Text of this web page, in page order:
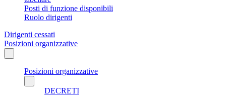
Posti di funzione disponibili
Ruolo dirigenti
Dirigenti cessati
Posizioni organizzative
Posizioni organizzative
DECRETI